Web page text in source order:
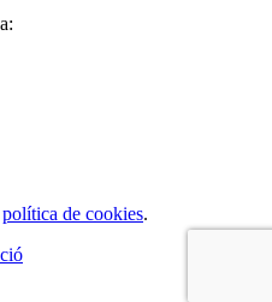
política de cookies.